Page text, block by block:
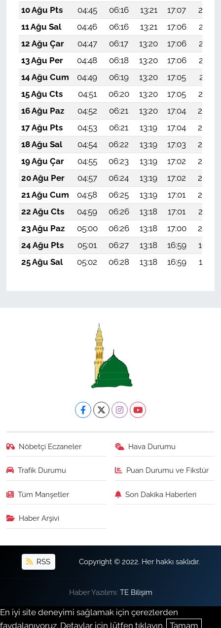
10 Ağu Pts
04:45 06:16 13:21 17:07
20:16
11 Ağu Sal
04:46 06:16 13:21 17:06
20:15
12 Ağu Çar
04:47 06:17 13:20 17:06
20:14
13 Ağu Per
04:48 06:18 13:20 17:06
20:12
14 Ağu Cum
04:49 06:19 13:20 17:05
20:11
15 Ağu Cts
04:51 06:20 13:20 17:05
20:10
16 Ağu Paz
04:52 06:21 13:20 17:04
20:09
17 Ağu Pts
04:53 06:21 13:19 17:04
20:08
18 Ağu Sal
04:54 06:22 13:19 17:03
20:06
19 Ağu Çar
04:55 06:23 13:19 17:02
20:05
20 Ağu Per
04:57 06:24 13:19 17:02
20:04
21 Ağu Cum
04:58 06:25 13:19 17:01
20:02
22 Ağu Cts
04:59 06:26 13:18 17:01
20:01
23 Ağu Paz
05:00 06:26 13:18 17:00
20:00
24 Ağu Pts
05:01 06:27 13:18 16:59
19:58
25 Ağu Sal
05:02 06:28 13:18 16:59 19:57
Nöbetçi Eczaneler Hava Durumu
Trafik Durumu Puan Durumu ve Fikstür
Tüm Manşetler Son Dakika Haberleri
Haber Arşivi
RSS Copyright © 2022. Her hakkı saklıdır.
Haber Yazılımı: TE Bilişim
En iyi site deneyimi sağlamak için çerezlerden
faydalanıyoruz. Detaylar için lütfen tıklayın. Tamam